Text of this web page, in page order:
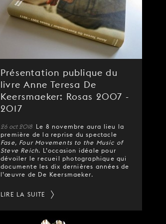
Présentation publique du
livre Anne Teresa De
Keersmaeker: Rosas 2007 -
2017
26 oct 2018 Le 8 novembre aura lieu la
première de la reprise du spectacle
Fase, Four Movements to the Music of
Steve Reich. L’occasion idéale pour
dévoiler le recueil photographique qui
documente les dix dernières années de
l’œuvre de De Keersmaeker.
LIRE LA SUITE